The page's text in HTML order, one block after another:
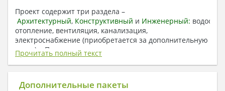
Проект содержит три раздела –
Архитектурный, Конструктивный и Инженерный:
отопление, вентиляция, канализация,
электроснабжение (приобретается за дополнительную
плату) + Пояснительная записка.
1. Архитектурный раздел:
Общие данные по проекту
Прочитать полный текст
Дополнительные пакеты